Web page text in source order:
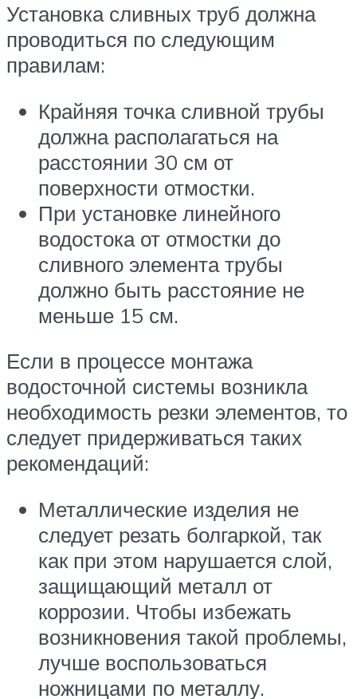
Установка сливных труб должна
проводиться по следующим
правилам:
Крайняя точка сливной трубы
должна располагаться на
расстоянии 30 см от
поверхности отмостки.
При установке линейного
водостока от отмостки до
сливного элемента трубы
должно быть расстояние не
меньше 15 см.
Если в процессе монтажа
водосточной системы возникла
необходимость резки элементов, то
следует придерживаться таких
рекомендаций:
Металлические изделия не
следует резать болгаркой, так
как при этом нарушается слой,
защищающий металл от
коррозии. Чтобы избежать
возникновения такой проблемы,
лучше воспользоваться
ножницами по металлу.